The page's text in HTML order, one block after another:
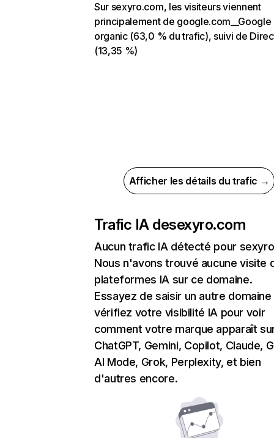
Sur sexyro.com, les visiteurs viennent
principalement de google.com__Google
organic (63,0 % du trafic), suivi de
(13,35 %)
Afficher les détails du trafic →
Trafic IA desexyro.com
Aucun trafic IA détecté pour
Nous n'avons trouvé aucune visite
plateformes IA sur ce domaine.
Essayez de saisir un autre domaine
vérifiez votre visibilité IA pour voir
comment votre marque apparaît
ChatGPT, Gemini, Copilot, Claude,
AI Mode, Grok, Perplexity, et bien
d'autres encore.